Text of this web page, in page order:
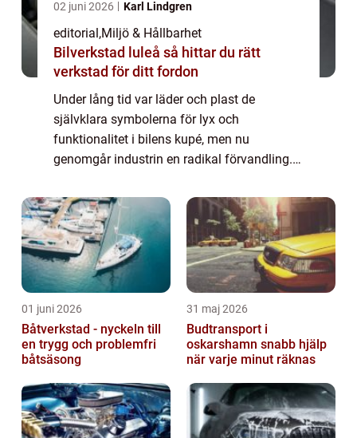
02 juni 2026 Karl Lindgren
editorial,Miljö & Hållbarhet
Bilverkstad luleå så hittar du rätt
verkstad för ditt fordon
Under lång tid var läder och plast de
självklara symbolerna för lyx och
funktionalitet i bilens kupé, men nu
genomgår industrin en radikal förvandling.
längre...
01 juni 2026
Båtverkstad - nyckeln till
en trygg och problemfri
båtsäsong
31 maj 2026
Budtransport i
oskarshamn snabb hjälp
när varje minut räknas